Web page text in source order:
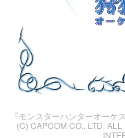
『モンスターハンターオーケ
(C) CAPCOM CO., LTD.